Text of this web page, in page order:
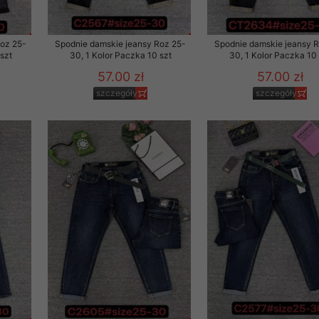
25-
Spodnie damskie jeansy Roz 25-
30, 1 Kolor Paczka 10 szt
57.00 zł
szczegóły
Spodnie damskie jeansy
30, 1 Kolor Paczka 10
57.00 zł
szczegóły
zgodę. Dotyczy to w
przez nas linka
i nowościach w
danych